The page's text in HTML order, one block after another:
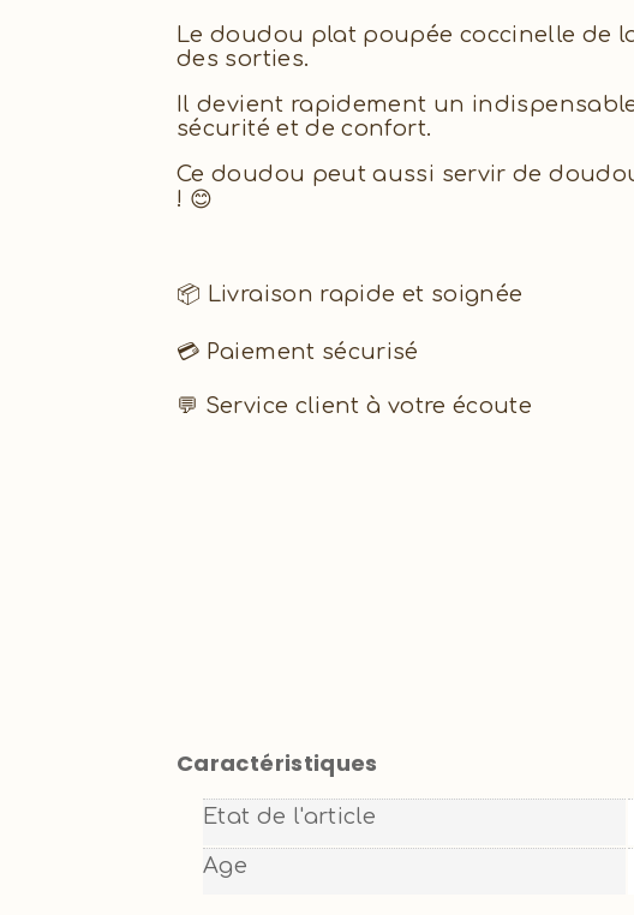
Le doudou plat poupée coccinelle de
des sorties.
Il devient rapidement un
sécurité et de confort.
Ce doudou peut aussi servir de
! 😊
📦 Livraison rapide et soignée
💳 Paiement sécurisé
💬 Service client à votre écoute
Caractéristiques
Etat de l'article
Age